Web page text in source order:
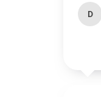
D